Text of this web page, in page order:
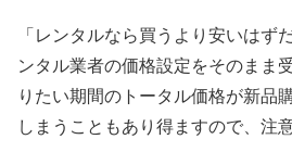
「レンタルなら買うより安いはず
ンタル業者の価格設定をそのまま
りたい期間のトータル価格が新品
しまうこともあり得ますので、注